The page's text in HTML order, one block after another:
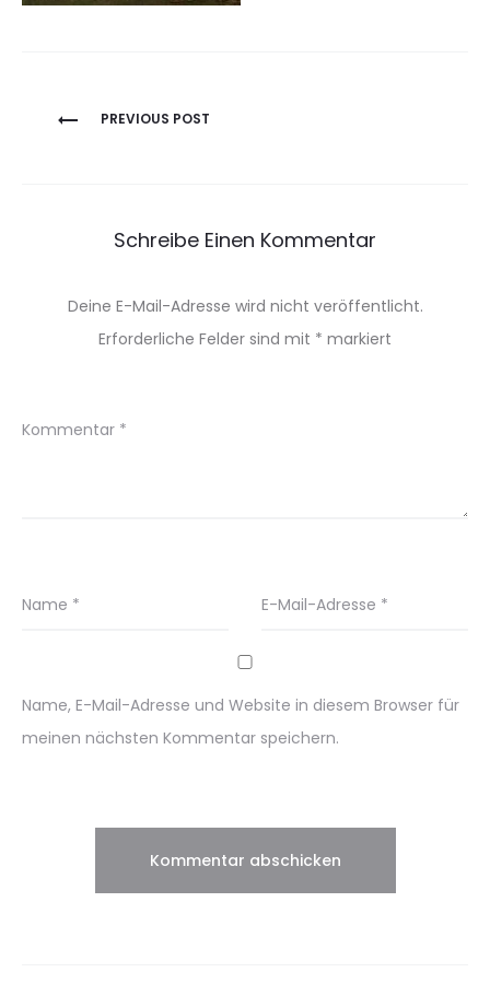
Beitragsnavigation
PREVIOUS POST
Schreibe Einen Kommentar
Deine E-Mail-Adresse wird nicht veröffentlicht.
Erforderliche Felder sind mit * markiert
Kommentar *
Name * E-Mail-Adresse *
Name, E-Mail-Adresse und Website in diesem Browser für
meinen nächsten Kommentar speichern.